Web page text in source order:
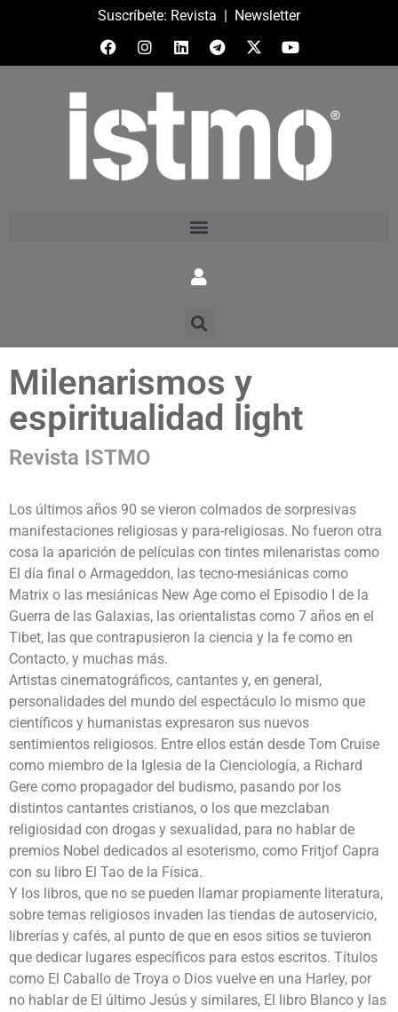
Suscríbete: Revista | Newsletter
Milenarismos y
espiritualidad light
Revista ISTMO
Los últimos años 90 se vieron colmados de sorpresivas
manifestaciones religiosas y para-religiosas. No fueron otra
cosa la aparición de películas con tintes milenaristas como
El día final o Armageddon, las tecno-mesiánicas como
Matrix o las mesiánicas New Age como el Episodio I de la
Guerra de las Galaxias, las orientalistas como 7 años en el
Tibet, las que contrapusieron la ciencia y la fe como en
Contacto, y muchas más.
Artistas cinematográficos, cantantes y, en general,
personalidades del mundo del espectáculo lo mismo que
científicos y humanistas expresaron sus nuevos
sentimientos religiosos. Entre ellos están desde Tom Cruise
como miembro de la Iglesia de la Cienciología, a Richard
Gere como propagador del budismo, pasando por los
distintos cantantes cristianos, o los que mezclaban
religiosidad con drogas y sexualidad, para no hablar de
premios Nobel dedicados al esoterismo, como Fritjof Capra
con su libro El Tao de la Física.
Y los libros, que no se pueden llamar propiamente literatura,
sobre temas religiosos invaden las tiendas de autoservicio,
librerías y cafés, al punto de que en esos sitios se tuvieron
que dedicar lugares específicos para estos escritos. Títulos
como El Caballo de Troya o Dios vuelve en una Harley, por
no hablar de El último Jesús y similares, El libro Blanco y las